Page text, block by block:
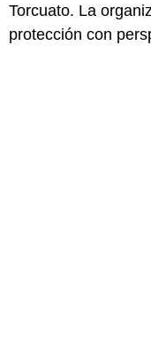
Torcuato. La
protección con